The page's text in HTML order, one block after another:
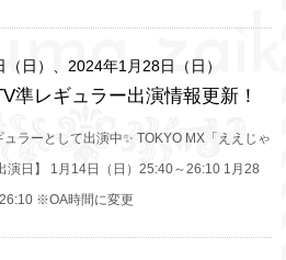
日）、2024年1月28日（日）
レギュラー出演情報更新！
ラーとして出演中✨ TOKYO MX「ええじゃ
演日】 1月14日（日）25:40～26:10 1月28
※OA時間に変更